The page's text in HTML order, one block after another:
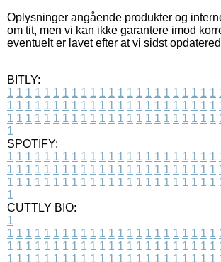
Oplysninger angående produkter og
om tit, men vi kan ikke garantere imod
eventuelt er lavet efter at vi sidst
BITLY:
1 1 1 1 1 1 1 1 1 1 1 1 1 1 1 1 1 1 1 1 1 1 1
1 1 1 1 1 1 1 1 1 1 1 1 1 1 1 1 1 1 1 1 1 1 1
1 1 1 1 1 1 1 1 1 1 1 1 1 1 1 1 1 1 1 1 1 1 1
1
SPOTIFY:
1 1 1 1 1 1 1 1 1 1 1 1 1 1 1 1 1 1 1 1 1 1 1
1 1 1 1 1 1 1 1 1 1 1 1 1 1 1 1 1 1 1 1 1 1 1
1 1 1 1 1 1 1 1 1 1 1 1 1 1 1 1 1 1 1 1 1 1 1
1
CUTTLY BIO:
1
1 1 1 1 1 1 1 1 1 1 1 1 1 1 1 1 1 1 1 1 1 1 1
1 1 1 1 1 1 1 1 1 1 1 1 1 1 1 1 1 1 1 1 1 1 1
1 1 1 1 1 1 1 1 1 1 1 1 1 1 1 1 1 1 1 1 1 1 1